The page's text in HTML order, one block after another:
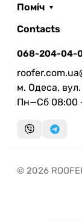
Поміч
Contacts
068-204-04-
м. Одеса,
Пн—Сб 08:00
© 2026